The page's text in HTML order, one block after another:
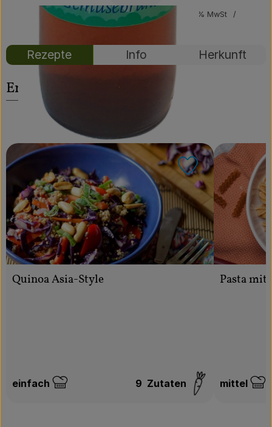
Über uns
Community
#48300 4,19 € / Flasche 8,38 €
7% MwSt
Handelsklasse II
Rezepte Info Herkunft
Entdecke passende Rezepte
Quinoa Asia-Style
Schwierigkeit:
einfach 9 Zutaten
Rezept zu
Pasta mit
mittel